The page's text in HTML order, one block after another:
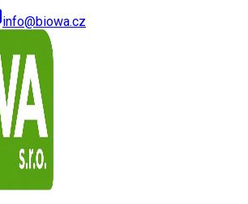
info@biowa.cz